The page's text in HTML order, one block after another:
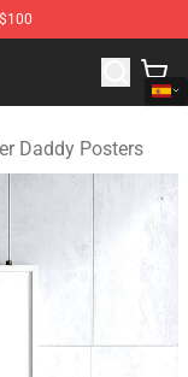
Daddy
Daddy Posters